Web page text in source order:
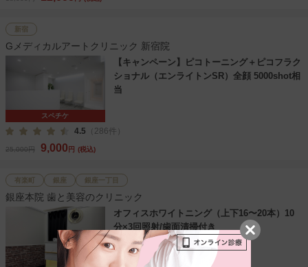
新宿
Gメディカルアートクリニック 新宿院
スペチケ
【キャンペーン】ピコトーニング＋ピコフラク
ショナル（エンライトンSR）全顔 5000shot相
当
4.5 （286件）
25,000円 9,000 円 (税込)
有楽町 銀座 銀座一丁目
銀座本院 歯と美容のクリニック
オフィスホワイトニング（上下16〜20本）10
分×3回照射/歯面清掃付き